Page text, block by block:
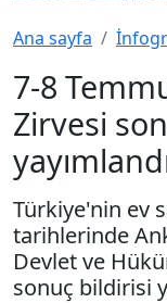
Ana sayfa
7-8
Zirvesi
Türkiye'nin ev
tarihlerinde
Devlet ve
sonuç bildirisi